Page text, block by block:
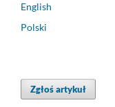
English
Polski
Zgłoś artykuł